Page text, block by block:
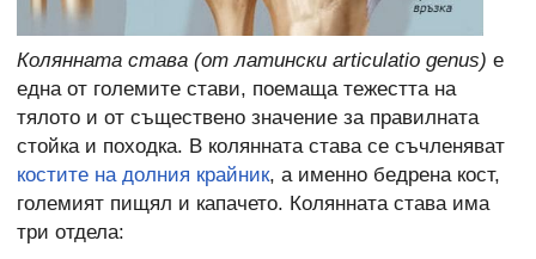
Колянната става (от латински articulatio genus) е
една от големите стави, поемаща тежестта на
тялото и от съществено значение за правилната
стойка и походка. В колянната става се съчленяват
костите на долния крайник, а именно бедрена кост,
големият пищял и капачето. Колянната става има
три отдела: